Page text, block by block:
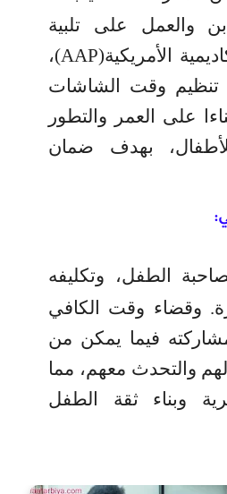
والعمل على تلبية
الأمريكية(
AAP
)،
وقت الشاشات
على العمر والتطور
بهدف ضمان
الطفل، وتكليفه
. وقضاء وقت الكافي
فيما يمكن من
لهم والتحدث معهم، مما
وبناء ثقة الطفل